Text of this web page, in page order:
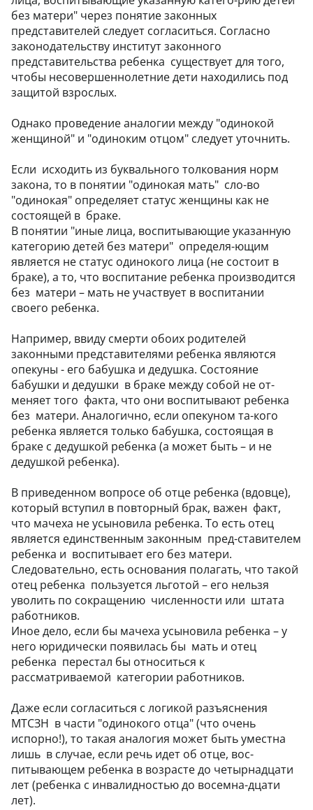
без матери" через понятие законных
представителей следует согласиться. Согласно
законодательству институт законного
представительства ребенка существует для того,
чтобы несовершеннолетние дети находились под
защитой взрослых.
Однако проведение аналогии между "одинокой
женщиной" и "одиноким отцом" следует уточнить.
Если исходить из буквального толкования норм
закона, то в понятии "одинокая мать" сло-во
"одинокая" определяет статус женщины как не
состоящей в браке.
В понятии "иные лица, воспитывающие указанную
категорию детей без матери" определя-ющим
является не статус одинокого лица (не состоит в
браке), а то, что воспитание ребенка производится
без матери – мать не участвует в воспитании
своего ребенка.
Например, ввиду смерти обоих родителей
законными представителями ребенка являются
опекуны - его бабушка и дедушка. Состояние
бабушки и дедушки в браке между собой не от-
меняет того факта, что они воспитывают ребенка
без матери. Аналогично, если опекуном та-кого
ребенка является только бабушка, состоящая в
браке с дедушкой ребенка (а может быть – и не
дедушкой ребенка).
В приведенном вопросе об отце ребенка (вдовце),
который вступил в повторный брак, важен факт,
что мачеха не усыновила ребенка. То есть отец
является единственным законным пред-ставителем
ребенка и воспитывает его без матери.
Следовательно, есть основания полагать, что такой
отец ребенка пользуется льготой – его нельзя
уволить по сокращению численности или штата
работников.
Иное дело, если бы мачеха усыновила ребенка – у
него юридически появилась бы мать и отец
ребенка перестал бы относиться к
рассматриваемой категории работников.
Даже если согласиться с логикой разъяснения
МТСЗН в части "одинокого отца" (что очень
испорно!), то такая аналогия может быть уместна
лишь в случае, если речь идет об отце, вос-
питывающем ребенка в возрасте до четырнадцати
лет (ребенка с инвалидностью до восемна-дцати
лет).